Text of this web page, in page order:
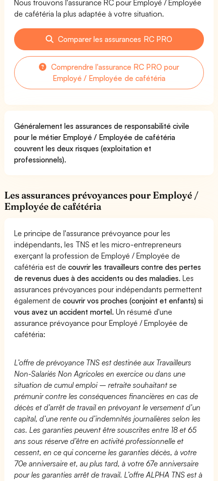
Nous trouvons l'assurance RC pour Employé / Employée
de cafétéria la plus adaptée à votre situation.
Comparer les assurances RC PRO
Comprendre l'assurance RC PRO pour
Employé / Employée de cafétéria
Généralement les assurances de responsabilité civile
pour le métier Employé / Employée de cafétéria
couvrent les deux risques (exploitation et
professionnels).
Les assurances prévoyances pour Employé /
Employée de cafétéria
Le principe de l'assurance prévoyance pour les
indépendants, les TNS et les micro-entrepreneurs
exerçant la profession de Employé / Employée de
cafétéria est decouvrir les travailleurs contre des pertes
de revenus dues à des accidents ou des maladies. Les
assurances prévoyances pour indépendants permettent
également decouvrir vos proches (conjoint et enfants) si
vous avez un accident mortel. Un résumé d'une
assurance prévoyance pour Employé / Employée de
cafétéria:
L’offre de prévoyance TNS est destinée aux Travailleurs
Non-Salariés Non Agricoles en exercice ou dans une
situation de cumul emploi – retraite souhaitant se
prémunir contre les conséquences financières en cas de
décès et d’arrêt de travail en prévoyant le versement d’un
capital, d’une rente ou d’indemnités journalières selon les
cas. Les garanties peuvent être souscrites entre 18 et 65
ans sous réserve d’être en activité professionnelle et
cessent, en ce qui concerne les garanties décès, à votre
70e anniversaire et, au plus tard, à votre 67e anniversaire
pour les garanties arrêt de travail. L’offre ALPHA TNS est à